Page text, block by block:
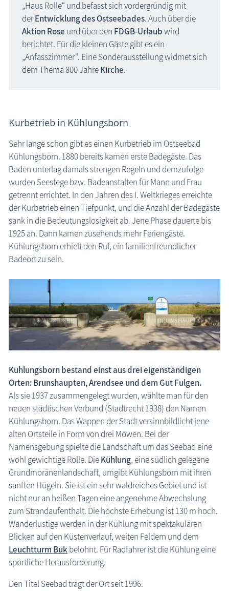
„Haus Rolle“ und befasst sich vordergründig mit
derEntwicklung des Ostseebades. Auch über die
Aktion Rose und über den FDGB-Urlaubwird
berichtet. Für die kleinen Gäste gibt es ein
„Anfasszimmer“. EineSonderausstellung widmet sich
dem Thema800 JahreKirche.
Kurbetrieb in Kühlungsborn
Sehr lange schon gibt es einen Kurbetrieb im Ostseebad
Kühlungsborn. 1880 bereits kamen erste Badegäste. Das
Baden unterlag damals strengen Regeln und demzufolge
wurden Seestege bzw. Badeanstalten für Mann und Frau
getrennt errichtet. In den Jahren des I. Weltkrieges erreichte
der Kurbetrieb einen Tiefpunkt, und die Anzahl der Badegäste
sank in die Bedeutungslosigkeit ab. Jene Phase dauerte bis
1925 an. Dann kamen zusehends mehr Feriengäste.
Kühlungsborn erhielt den Ruf, ein familienfreundlicher
Badeort zu sein.
Kühlungsborn bestand einst aus drei eigenständigen
Orten: Brunshaupten, Arendsee und dem Gut Fulgen.
Als sie 1937 zusammengelegt wurden, wählte man für den
neuen städtischen Verbund (Stadtrecht 1938) den Namen
Kühlungsborn. Das Wappen der Stadt versinnbildlicht jene
alten Ortsteile in Form von drei Möwen. Bei der
Namensgebung spielte die Landschaft um das Seebad eine
wohl gewichtige Rolle. DieKühlung, eine südlich gelegene
Grundmoränenlandschaft, umgibt Kühlungsborn mit ihren
sanften Hügeln. Sie ist ein sehr waldreiches Gebiet und ist
nicht nur an heißen Tagen eine angenehme Abwechslung
zum Strandaufenthalt. Die höchste Erhebung ist 130 m hoch.
Wanderlustige werden in der Kühlung mit spektakulären
Blicken auf den Küstenverlauf, weiten Feldern und dem
Leuchtturm Bukbelohnt. Für Radfahrer ist die Kühlung eine
sportliche Herausforderung.
Den Titel Seebad trägt der Ort seit 1996.